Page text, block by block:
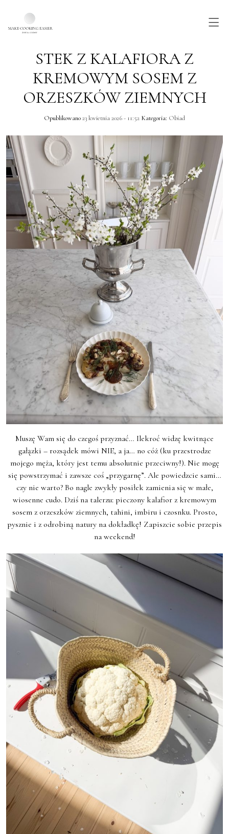
Skip to main contentSTEK Z KALAFIORA Z
KREMOWYM SOSEM Z
ORZESZKÓW ZIEMNYCH
Opublikowano23 kwietnia 2026 - 11:52 Kategoria: Obiad
Muszę Wam się do czegoś przyznać… Ilekroć widzę kwitnące
gałązki – rozsądek mówi NIE, a ja… no cóż (ku przestrodze
mojego męża, który jest temu absolutnie przeciwny!). Nie mogę
się powstrzymać i zawsze coś „przygarnę”. Ale powiedzcie sami…
czy nie warto? Bo nagle zwykły posiłek zamienia się w małe,
wiosenne cudo. Dziś na talerzu: pieczony kalafior z kremowym
sosem z orzeszków ziemnych, tahini, imbiru i czosnku. Prosto,
pysznie i z odrobiną natury na dokładkę! Zapiszcie sobie przepis
na weekend!